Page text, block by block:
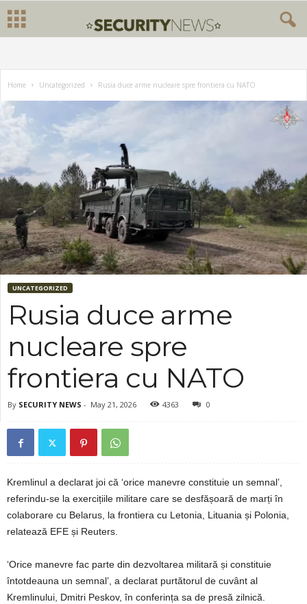
Home Uncategorized Rusia duce arme nucleare spre frontiera cu NATO
UNCATEGORIZED
Rusia duce arme
nucleare spre
frontiera cu NATO
By SECURITY NEWS - May 21, 2026 4363 0
Kremlinul a declarat joi că ‘orice manevre constituie un semnal’,
referindu-se la exercițiile militare care se desfășoară de marți în
colaborare cu Belarus, la frontiera cu Letonia, Lituania și Polonia,
relatează EFE și Reuters.
‘Orice manevre fac parte din dezvoltarea militară și constituie
întotdeauna un semnal’, a declarat purtătorul de cuvânt al
Kremlinului, Dmitri Peskov, în conferința sa de presă zilnică.